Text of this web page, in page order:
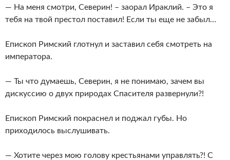
— На меня смотри, Северин! – заорал Ираклий. – Это я
тебя на твой престол поставил! Если ты еще не забыл…
Епископ Римский глотнул и заставил себя смотреть на
императора.
— Ты что думаешь, Северин, я не понимаю, зачем вы
дискуссию о двух природах Спасителя развернули?!
Епископ Римский покраснел и поджал губы. Но
приходилось выслушивать.
— Хотите через мою голову крестьянами управлять?! С